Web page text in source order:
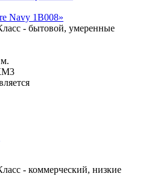
Navy 1B008»
- бытовой, умеренные
- коммерческий, низкие